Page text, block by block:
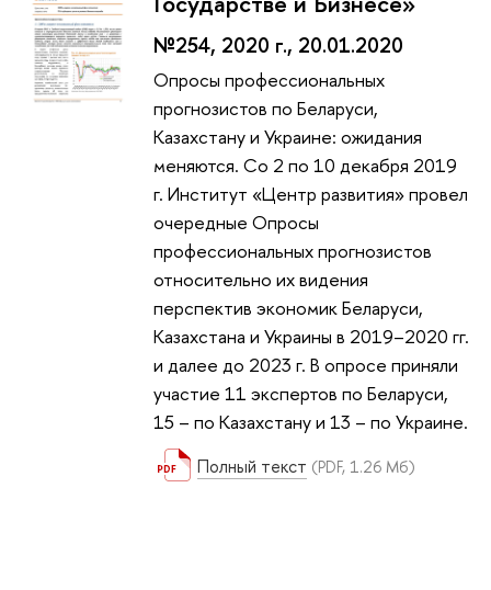
№254, 2020 г., 20.01.2020
Опросы профессиональных
прогнозистов по Беларуси,
Казахстану и Украине: ожидания
меняются. Со 2 по 10 декабря 2019
г. Институт «Центр развития» провел
очередные Опросы
профессиональных прогнозистов
относительно их видения
перспектив экономик Беларуси,
Казахстана и Украины в 2019–2020 гг.
и далее до 2023 г. В опросе приняли
участие 11 экспертов по Беларуси,
15 – по Казахстану и 13 – по Украине.
Полный текст (PDF, 1.26 Мб)